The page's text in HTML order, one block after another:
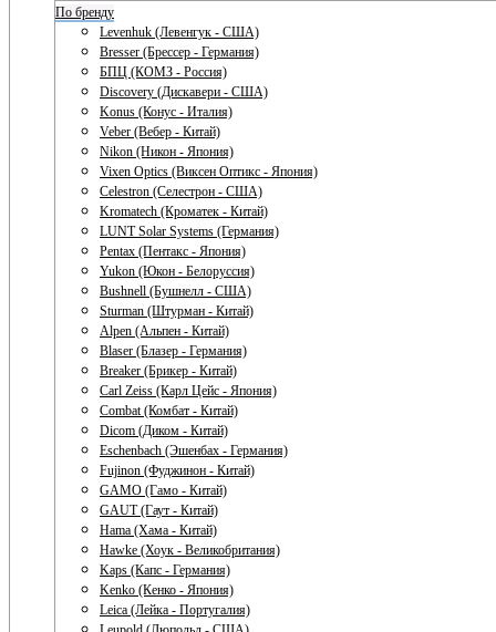
По бренду
Levenhuk (Левенгук - США)
Bresser (Брессер - Германия)
БПЦ (КОМЗ - Россия)
Discovery (Дискавери - США)
Konus (Конус - Италия)
Veber (Вебер - Китай)
Nikon (Никон - Япония)
Vixen Optics (Виксен Оптикс - Япония)
Celestron (Селестрон - США)
Kromatech (Кроматек - Китай)
LUNT Solar Systems (Германия)
Pentax (Пентакс - Япония)
Yukon (Юкон - Белоруссия)
Bushnell (Бушнелл - США)
Sturman (Штурман - Китай)
Alpen (Альпен - Китай)
Blaser (Блазер - Германия)
Breaker (Брикер - Китай)
Carl Zeiss (Карл Цейс - Япония)
Combat (Комбат - Китай)
Dicom (Диком - Китай)
Eschenbach (Эшенбах - Германия)
Fujinon (Фуджинон - Китай)
GAMO (Гамо - Китай)
GAUT (Гаут - Китай)
Hama (Хама - Китай)
Hawke (Хоук - Великобритания)
Kaps (Капс - Германия)
Kenko (Кенко - Япония)
Leica (Лейка - Португалия)